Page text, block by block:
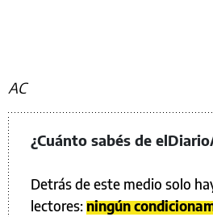
AC
¿Cuánto sabés de
Detrás de este medio solo
lectores:ningún